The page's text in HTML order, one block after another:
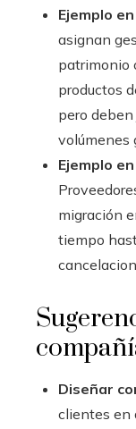
Ejemplo
asignan
patrimonio
productos
pero
volúmenes
Ejemplo
migración
tiempo
Diseñar
clientes en